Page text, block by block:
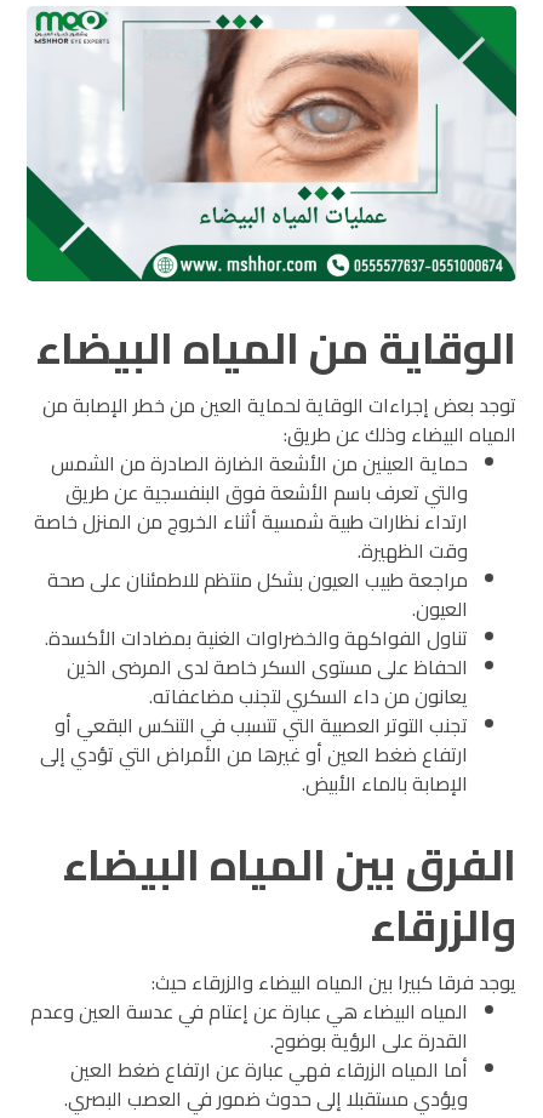
الوقاية من المياه البيضاء
توجد بعض إجراءات الوقاية لحماية العين من خطر الإصابة من
المياه البيضاء وذلك عن طريق:
حماية العينين من الأشعة الضارة الصادرة من الشمس
والتي تعرف باسم الأشعة فوق البنفسجية عن طريق
ارتداء نظارات طبية شمسية أثناء الخروج من المنزل خاصة
وقت الظهيرة.
مراجعة طبيب العيون بشكل منتظم للاطمئنان على صحة
العيون.
تناول الفواكهة والخضراوات الغنية بمضادات الأكسدة.
الحفاظ على مستوى السكر خاصة لدى المرضى الذين
يعانون من داء السكري لتجنب مضاعفاته.
تجنب التوتر العصبية التي تتسبب في التنكس البقعي أو
ارتفاع ضغط العين أو غيرها من الأمراض التي تؤدي إلى
الإصابة بالماء الأبيض.
الفرق بين المياه البيضاء
والزرقاء
يوجد فرقا كبيرا بين المياه البيضاء والزرقاء حيث:
المياه البيضاء هي عبارة عن إعتام في عدسة العين وعدم
القدرة على الرؤية بوضوح.
أما المياه الزرقاء فهي عبارة عن ارتفاع ضغط العين
ويؤدي مستقبلا إلى حدوث ضمور في العصب البصري.